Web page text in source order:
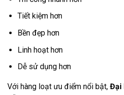
Tiết kiệm hơn
Bền đẹp hơn
Linh hoạt hơn
Dễ sử dụng hơn
Với hàng loạt ưu điểm nổi bật, Đại